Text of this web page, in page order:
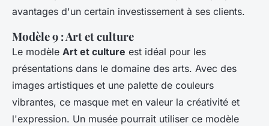
avantages d'un certain investissement à ses clients.
Modèle 9 : Art et culture
Le modèle Art et culture est idéal pour les
présentations dans le domaine des arts. Avec des
images artistiques et une palette de couleurs
vibrantes, ce masque met en valeur la créativité et
l'expression. Un musée pourrait utiliser ce modèle